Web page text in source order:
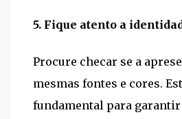
5. Fique atento a
Procure checar se a
mesmas fontes e cores.
fundamental para garantir